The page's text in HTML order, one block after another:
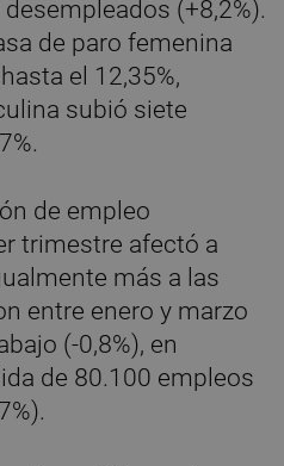
(+8,2%).
de paro femenina
el 12,35%,
subió siete
de empleo
trimestre afectó a
más a las
entre enero y marzo
(-0,8%), en
de 80.100 empleos